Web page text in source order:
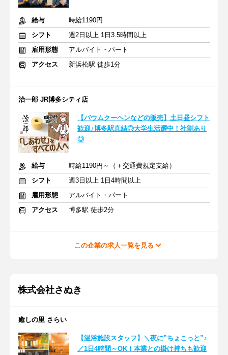
給与
時給1190円
シフト
週2日以上 1日3.5時間以上
雇用形態
アルバイト・パート
アクセス
新浜松駅 徒歩1分
治一郎 JR博多シティ店
【バウムクーヘンなどの販売】土日昼シフト
歓迎♪博多駅直結◎大学生活躍中！社割あり
◎
給与
時給1190円～（＋交通費規定支給）
シフト
週3日以上 1日4時間以上
雇用形態
アルバイト・パート
アクセス
博多駅 徒歩2分
この企業の求人一覧を見る
株式会社さぬき
癒しの里 さらい
【温浴施設スタッフ】＼夜に”ちょこっと”♪
／1日4時間～OK！本業との掛け持ちも歓迎